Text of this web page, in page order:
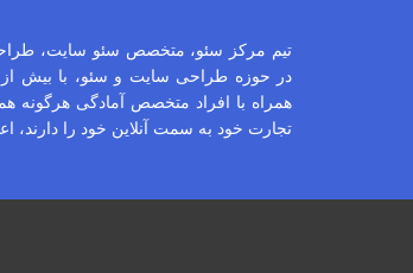
همراه با افراد متخصص آمادگی هرگونه
تجارت خود به سمت آنلاین خود را دارند،